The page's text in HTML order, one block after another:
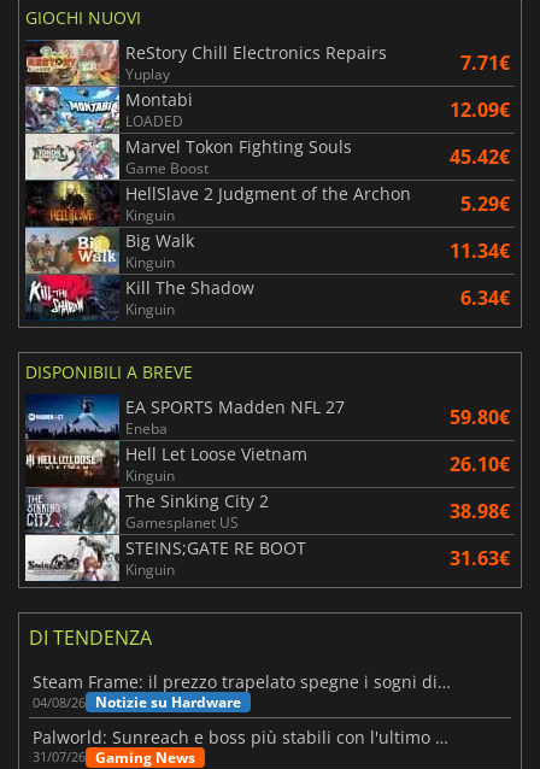
GIOCHI NUOVI
ReStory Chill Electronics Repairs
Yuplay 7.71€
Montabi
LOADED 12.09€
Marvel Tokon Fighting Souls
Game Boost 45.42€
HellSlave 2 Judgment of the Archon
Kinguin 5.29€
Big Walk
Kinguin 11.34€
Kill The Shadow
Kinguin 6.34€
DISPONIBILI A BREVE
EA SPORTS Madden NFL 27
Eneba 59.80€
Hell Let Loose Vietnam
Kinguin 26.10€
The Sinking City 2
Gamesplanet US 38.98€
STEINS;GATE RE BOOT
Kinguin 31.63€
DI TENDENZA
Steam Frame: il prezzo trapelato spegne i sogni di un VR economico
04/08/26 Notizie su Hardware
Palworld: Sunreach e boss più stabili con l'ultimo update
31/07/26 Gaming News